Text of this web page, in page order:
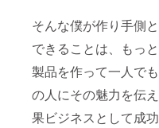
そんな僕が作り手側
できることは、もっ
製品を作って一人でも
の人にその魅力を伝
果ビジネスとして成